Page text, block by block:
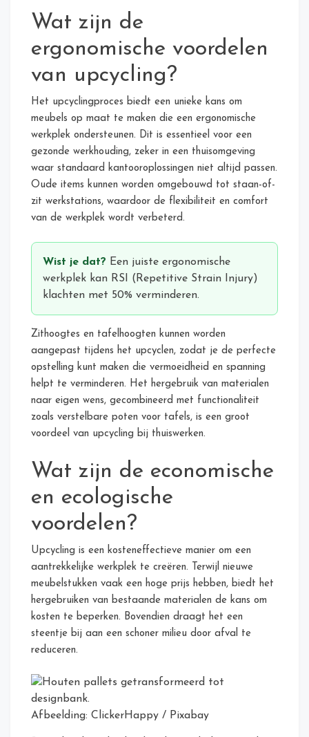
Wat zijn de
ergonomische voordelen
van upcycling?
Het upcyclingproces biedt een unieke kans om
meubels op maat te maken die een ergonomische
werkplek ondersteunen. Dit is essentieel voor een
gezonde werkhouding, zeker in een thuisomgeving
waar standaard kantooroplossingen niet altijd passen.
Oude items kunnen worden omgebouwd tot staan-of-
zit werkstations, waardoor de flexibiliteit en comfort
van de werkplek wordt verbeterd.
Wist je dat? Een juiste ergonomische
werkplek kan RSI (Repetitive Strain Injury)
klachten met 50% verminderen.
Zithoogtes en tafelhoogten kunnen worden
aangepast tijdens het upcyclen, zodat je de perfecte
opstelling kunt maken die vermoeidheid en spanning
helpt te verminderen. Het hergebruik van materialen
naar eigen wens, gecombineerd met functionaliteit
zoals verstelbare poten voor tafels, is een groot
voordeel van upcycling bij thuiswerken.
Wat zijn de economische
en ecologische
voordelen?
Upcycling is een kosteneffectieve manier om een
aantrekkelijke werkplek te creëren. Terwijl nieuwe
meubelstukken vaak een hoge prijs hebben, biedt het
hergebruiken van bestaande materialen de kans om
kosten te beperken. Bovendien draagt het een
steentje bij aan een schoner milieu door afval te
reduceren.
Afbeelding: ClickerHappy / Pixabay